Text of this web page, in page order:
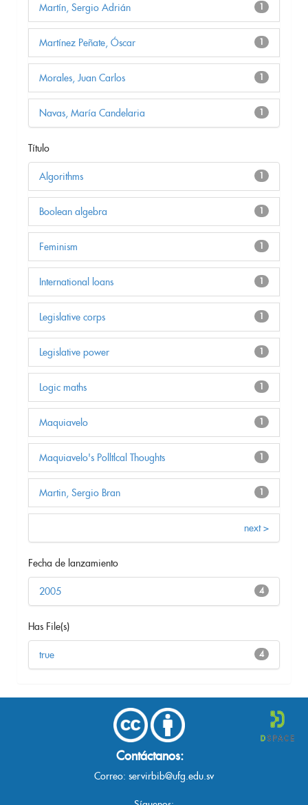
1
Martín, Sergio Adrián
1
Martínez Peñate, Óscar
1
Morales, Juan Carlos
1
Navas, María Candelaria
Título
1
Algorithms
1
Boolean algebra
1
Feminism
1
International loans
1
Legislative corps
1
Legislative power
1
Logic maths
1
Maquiavelo
1
Maquiavelo's Polltlcal Thoughts
1
Martin, Sergio Bran
next >
Fecha de lanzamiento
4
2005
Has File(s)
4
true
Contáctanos:
Correo: servirbib@ufg.edu.sv